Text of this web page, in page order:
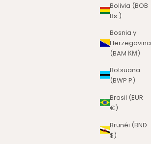
Bolivia (BOB
Bs.)
Bosnia y
Herzegovina
(BAM КМ)
Botsuana
(BWP P)
Brasil (EUR
€)
Brunéi (BND
$)